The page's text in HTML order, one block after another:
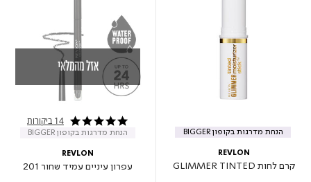
הנחת מדרגות בקופון BIGGER
REVLON
קרם לחות GLIMMER TINTED
אזל מהמלאי
4.8 star rating 14 ביקורות
הנחת מדרגות בקופון BIGGER
REVLON
עפרון עיניים עמיד שחור 201